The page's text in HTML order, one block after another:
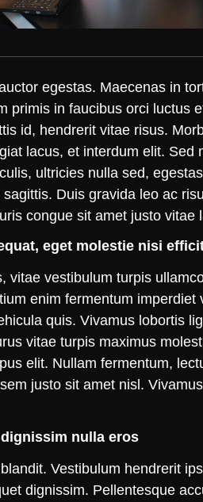
egestas. Maecenas in
primis in faucibus orci luctus
id, hendrerit vitae risus.
lacus, et interdum elit. Sed
ultricies nulla sed,
Duis gravida leo ac
congue sit amet justo vitae
eget molestie nisi
vitae vestibulum turpis
enim fermentum imperdiet
quis. Vivamus lobortis
vitae turpis maximus
elit. Nullam fermentum,
justo sit amet nisl.
nulla eros
Vestibulum hendrerit
dignissim. Pellentesque